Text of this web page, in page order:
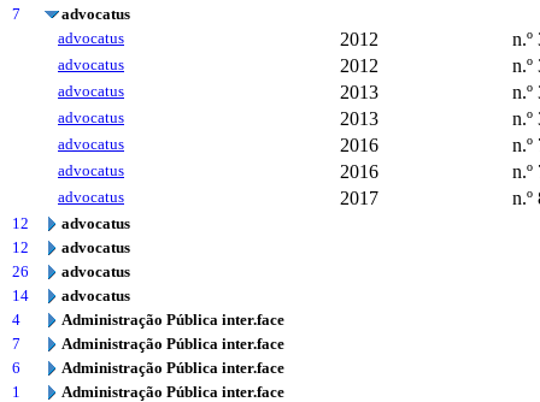
7
advocatus
advocatus
2012 n.º
advocatus 2012 n.º
advocatus 2013 n.º
advocatus 2013 n.º
advocatus 2016 n.º
advocatus 2016 n.º
advocatus 2017 n.º
12
advocatus
12
advocatus
26
advocatus
14
advocatus
4
Administração Pública inter.face
7
Administração Pública inter.face
6
Administração Pública inter.face
1
Administração Pública inter.face